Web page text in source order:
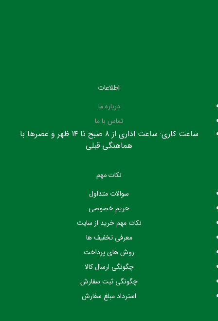
اطلاعات
درباره ما
تماس با ما
ساعت کاری: ساعت اداری از ۸ صبح تا ۱۴ ظهر و عصرها با
هماهنگی قبلی
نکات مهم
سوالات متداول
حریم خصوصی
نکات مهم خرید از سایت
معرفی تخفیف ها
روش های پرداخت
چگونگی ارسال کالا
چگونگی ثبت سفارش
استرداد مبلغ سفارش